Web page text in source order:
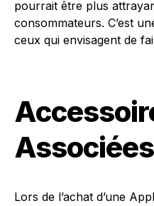
pourrait être plus
consommateurs. C’est
ceux qui envisagent de
Associées
Lors de l’achat d’une